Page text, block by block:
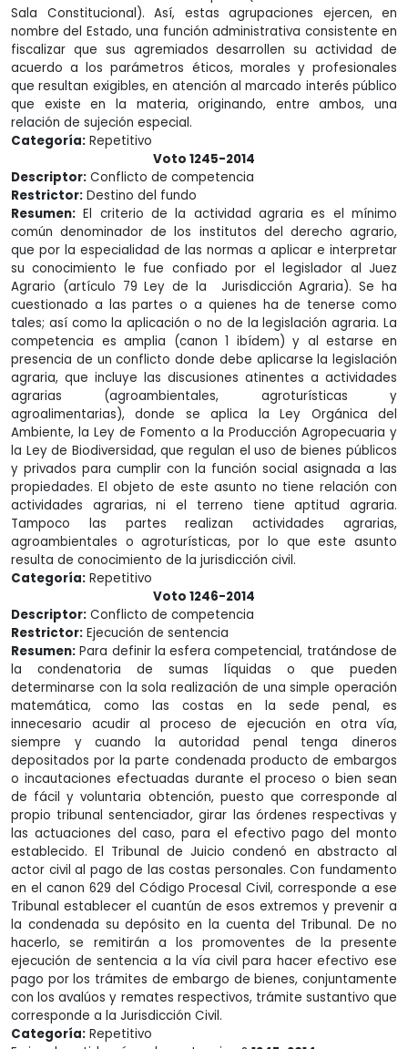
Sala Constitucional). Así, estas agrupaciones ejercen, en
nombre del Estado, una función administrativa consistente en
fiscalizar que sus agremiados desarrollen su actividad de
acuerdo a los parámetros éticos, morales y profesionales
que resultan exigibles, en atención al marcado interés público
que existe en la materia, originando, entre ambos, una
relación de sujeción especial.
Categoría: Repetitivo
Voto 1245-2014
Descriptor: Conflicto de competencia
Restrictor: Destino del fundo
Resumen: El criterio de la actividad agraria es el mínimo
común denominador de los institutos del derecho agrario,
que por la especialidad de las normas a aplicar e interpretar
su conocimiento le fue confiado por el legislador al Juez
Agrario (artículo 79 Ley de la Jurisdicción Agraria). Se ha
cuestionado a las partes o a quienes ha de tenerse como
tales; así como la aplicación o no de la legislación agraria. La
competencia es amplia (canon 1 ibídem) y al estarse en
presencia de un conflicto donde debe aplicarse la legislación
agraria, que incluye las discusiones atinentes a actividades
agrarias (agroambientales, agroturísticas y
agroalimentarias), donde se aplica la Ley Orgánica del
Ambiente, la Ley de Fomento a la Producción Agropecuaria y
la Ley de Biodiversidad, que regulan el uso de bienes públicos
y privados para cumplir con la función social asignada a las
propiedades. El objeto de este asunto no tiene relación con
actividades agrarias, ni el terreno tiene aptitud agraria.
Tampoco las partes realizan actividades agrarias,
agroambientales o agroturísticas, por lo que este asunto
resulta de conocimiento de la jurisdicción civil.
Categoría: Repetitivo
Voto 1246-2014
Descriptor: Conflicto de competencia
Restrictor: Ejecución de sentencia
Resumen: Para definir la esfera competencial, tratándose de
la condenatoria de sumas líquidas o que pueden
determinarse con la sola realización de una simple operación
matemática, como las costas en la sede penal, es
innecesario acudir al proceso de ejecución en otra vía,
siempre y cuando la autoridad penal tenga dineros
depositados por la parte condenada producto de embargos
o incautaciones efectuadas durante el proceso o bien sean
de fácil y voluntaria obtención, puesto que corresponde al
propio tribunal sentenciador, girar las órdenes respectivas y
las actuaciones del caso, para el efectivo pago del monto
establecido. El Tribunal de Juicio condenó en abstracto al
actor civil al pago de las costas personales. Con fundamento
en el canon 629 del Código Procesal Civil, corresponde a ese
Tribunal establecer el cuantún de esos extremos y prevenir a
la condenada su depósito en la cuenta del Tribunal. De no
hacerlo, se remitirán a los promoventes de la presente
ejecución de sentencia a la vía civil para hacer efectivo ese
pago por los trámites de embargo de bienes, conjuntamente
con los avalúos y remates respectivos, trámite sustantivo que
corresponde a la Jurisdicción Civil.
Categoría: Repetitivo